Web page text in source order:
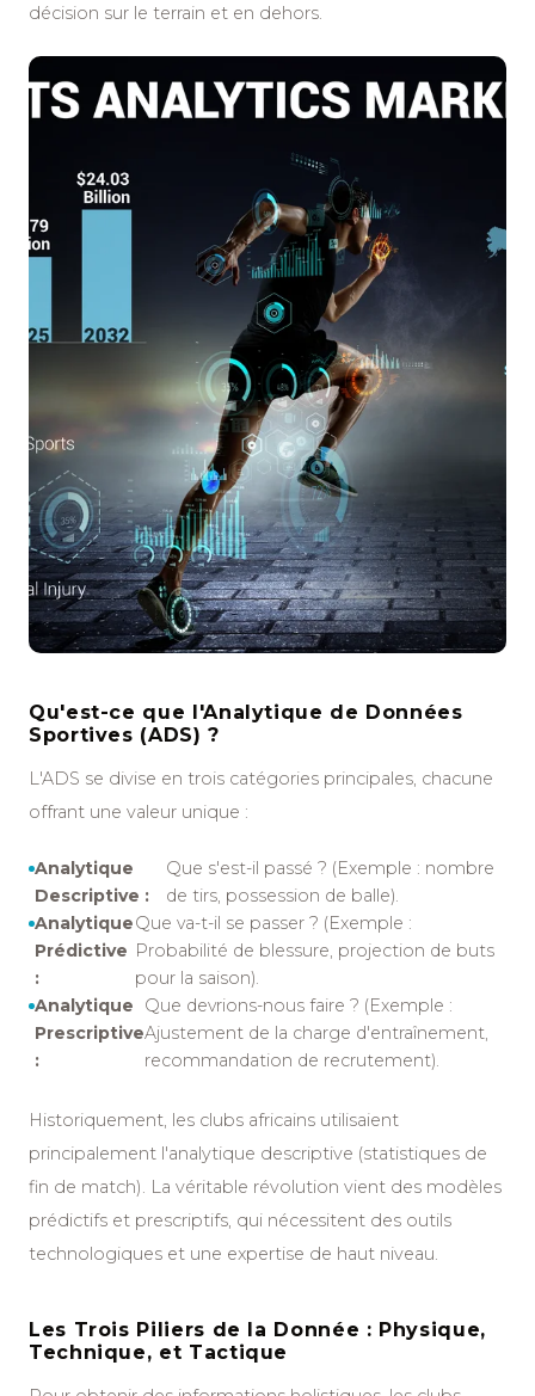
décision sur le terrain et en dehors.
Qu'est-ce que l'Analytique de Données
Sportives (ADS) ?
L'ADS se divise en trois catégories principales, chacune
offrant une valeur unique :
Analytique
Descriptive :
Que s'est-il passé ? (Exemple : nombre
de tirs, possession de balle).
Analytique
Prédictive
:
Que va-t-il se passer ? (Exemple :
Probabilité de blessure, projection de buts
pour la saison).
Analytique
Prescriptive
:
Que devrions-nous faire ? (Exemple :
Ajustement de la charge d'entraînement,
recommandation de recrutement).
Historiquement, les clubs africains utilisaient
principalement l'analytique descriptive (statistiques de
fin de match). La véritable révolution vient des modèles
prédictifs et prescriptifs, qui nécessitent des outils
technologiques et une expertise de haut niveau.
Les Trois Piliers de la Donnée : Physique,
Technique, et Tactique